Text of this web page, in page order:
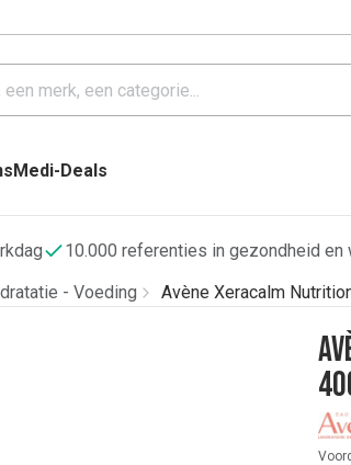
Medi-Deals
10.000 referenties in gezondheid en
- Voeding Avène Xeracalm